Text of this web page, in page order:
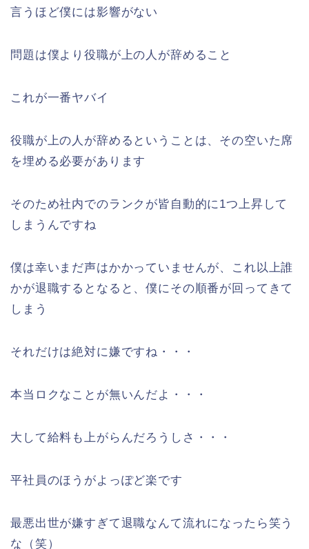
言うほど僕には影響がない
問題は僕より役職が上の人が辞めること
これが一番ヤバイ
役職が上の人が辞めるということは、その空いた席
を埋める必要があります
そのため社内でのランクが皆自動的に1つ上昇して
しまうんですね
僕は幸いまだ声はかかっていませんが、これ以上誰
かが退職するとなると、僕にその順番が回ってきて
しまう
それだけは絶対に嫌ですね・・・
本当ロクなことが無いんだよ・・・
大して給料も上がらんだろうしさ・・・
平社員のほうがよっぽど楽です
最悪出世が嫌すぎて退職なんて流れになったら笑う
な（笑）